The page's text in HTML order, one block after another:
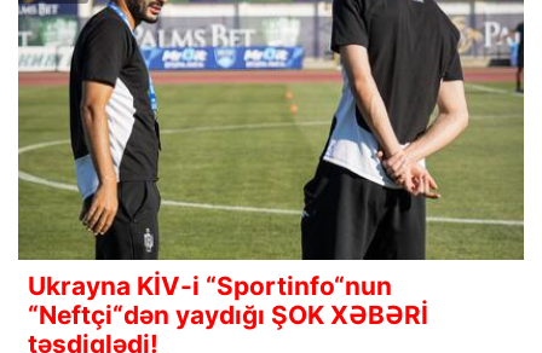
Ukrayna KİV-i “Sportinfo“nun
“Neftçi“dən yaydığı ŞOK XƏBƏRİ
təsdiqlədi!